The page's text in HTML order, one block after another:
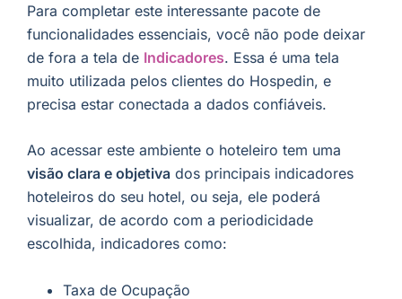
Para completar este interessante pacote de
funcionalidades essenciais, você não pode deixar
de fora a tela de Indicadores. Essa é uma tela
muito utilizada pelos clientes do Hospedin, e
precisa estar conectada a dados confiáveis.
Ao acessar este ambiente o hoteleiro tem uma
visão clara e objetiva dos principais indicadores
hoteleiros do seu hotel, ou seja, ele poderá
visualizar, de acordo com a periodicidade
escolhida, indicadores como:
Taxa de Ocupação